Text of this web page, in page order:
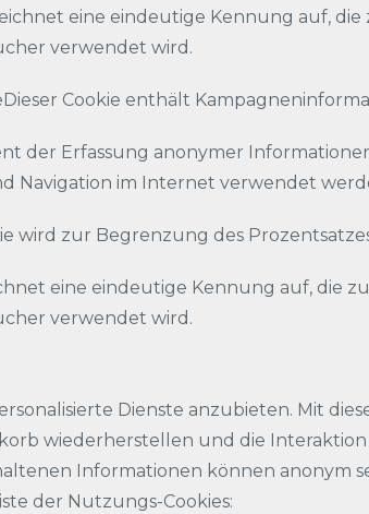
eine eindeutige Kennung auf,
verwendet wird.
Cookie enthält
der Erfassung anonymer
Navigation im Internet verwendet
wird zur Begrenzung des
eine eindeutige Kennung auf, die
verwendet wird.
Dienste anzubieten. Mit
wiederherstellen und die
Informationen können anonym
der Nutzungs-Cookies: